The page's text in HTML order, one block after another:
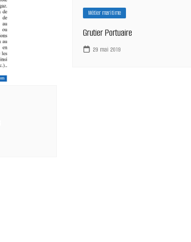
Métier maritime
Grutier Portuaire
29 mai 2019